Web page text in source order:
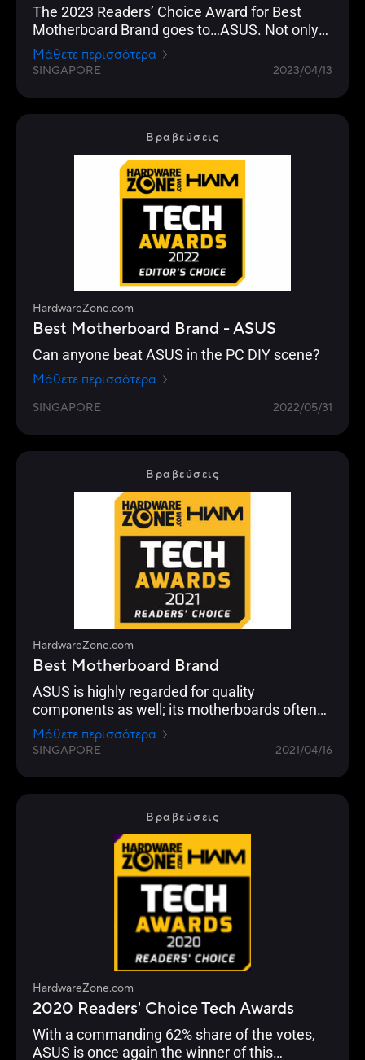
The 2023 Readers’ Choice Award for Best
Motherboard Brand goes to…ASUS. Not only
has the brand been a favourite of our readers
year-on-year, but this year’s results have been
their previous high of 62% in 2020’s Awards.
Μάθετε περισσότερα
SINGAPORE 2023/04/13
Βραβεύσεις
HardwareZone.com
Best Motherboard Brand - ASUS
Can anyone beat ASUS in the PC DIY scene?
Μάθετε περισσότερα
SINGAPORE 2022/05/31
Βραβεύσεις
HardwareZone.com
Best Motherboard Brand
ASUS is highly regarded for quality
components as well; its motherboards often
the choice of enthusiasts, overclockers and
gamers for their durability and performance.
Μάθετε περισσότερα
SINGAPORE 2021/04/16
Βραβεύσεις
HardwareZone.com
2020 Readers' Choice Tech Awards
With a commanding 62% share of the votes,
ASUS is once again the winner of this